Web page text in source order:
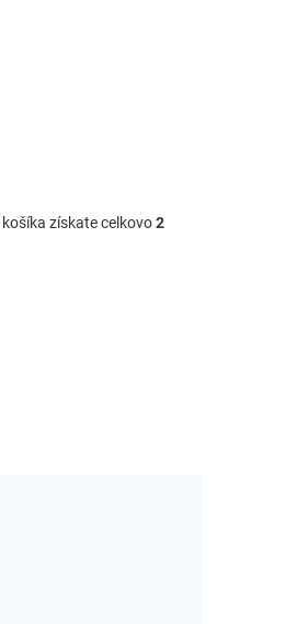
získate celkovo2